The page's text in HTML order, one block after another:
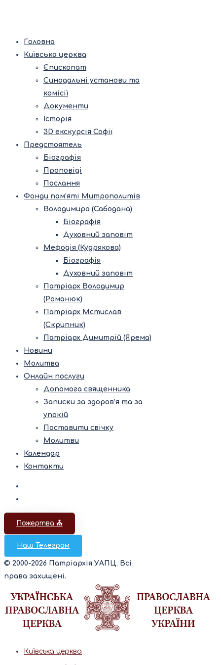
Головна
Київська церква
Єпископат
Синодальні установи та
комісії
Документи
Історія
3D екскурсія Софії
Предстоятель
Біографія
Проповіді
Послання
Фонди пам’яті Митрополитів
Володимира (Сабодана)
Біографія
Духовний заповіт
Мефодія (Кудрякова)
Біографія
Духовний заповіт
Патріарх Володимир
(Романюк)
Патріарх Мстислав
(Скрипник)
Патріарх Димитрій (Ярема)
Новини
Молитва
Онлайн послуги
Допомога священника
Записки за здоров’я та за
упокій
Поставити свічку
Молитви
Календар
Контакти
Пожертва ⛪️
Наш Телеграм
© 2000-2026 Патріархія УАПЦ. Всі
права захищені.
Київська церква